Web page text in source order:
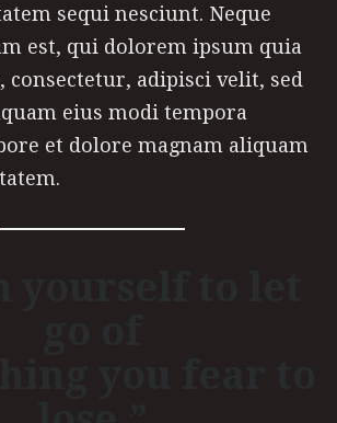
sequi nesciunt. Neque
est, qui dolorem ipsum quia
consectetur, adipisci velit, sed
eius modi tempora
et dolore magnam aliquam